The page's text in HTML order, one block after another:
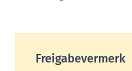
Freigabevermerk